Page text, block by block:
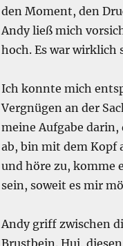
den Moment, den
Andy ließ mich
hoch. Es war wirklich
Ich konnte mich
Vergnügen an der
meine Aufgabe
ab, bin mit dem Kopf
und höre zu, komme
sein, soweit es mir
Andy griff zwischen